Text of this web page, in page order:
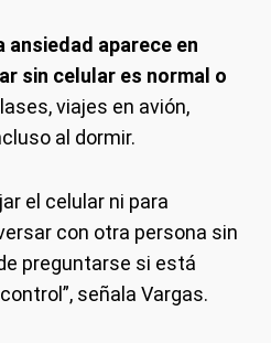
ansiedad aparece en
sin celular es normal o
viajes en avión,
al dormir.
el celular ni para
con otra persona sin
preguntarse si está
señala Vargas.